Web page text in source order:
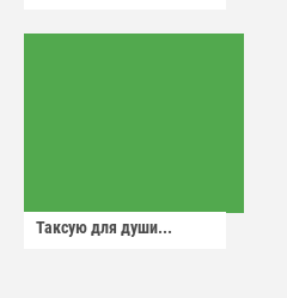
Таксую для души...